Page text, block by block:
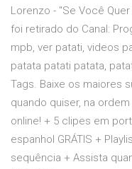
Lorenzo - "Se Você
foi retirado do Canal:
mpb, ver patati, videos
patata patati patata,
Tags. Baixe os maiores
quando quiser, na
online! + 5 clipes em
espanhol GRÁTIS +
sequência + Assista